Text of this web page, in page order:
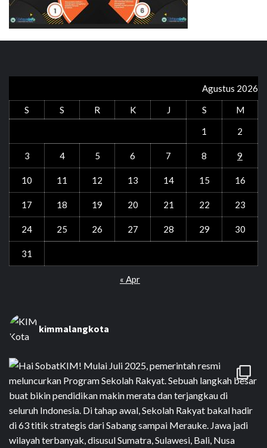
Agustus 2026
S
S R K J S
M
1
2
3 4 5 6 7 8 9
10 11 12 13 14 15 16
17 18 19 20 21 22 23
24 25 26 27 28 29 30
31
« Apr
kimmalangkota